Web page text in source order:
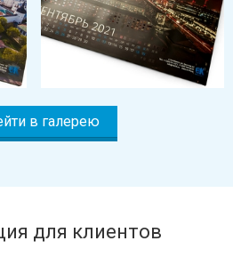
в галерею
для клиентов